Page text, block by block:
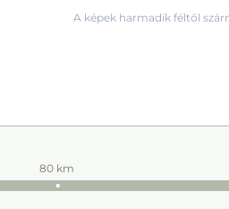
A képek harmadik féltől
80 km